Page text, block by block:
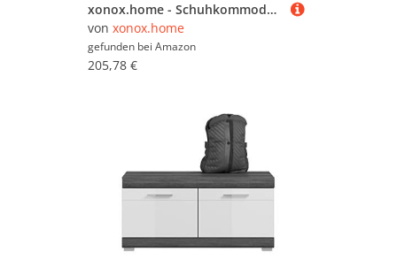
xonox.home - Schuhkommode Canu 80x94x37 cm in Korpus Basalt grau Nb. und Front weiß Nb. - Schuhschrank Kommode Highboard Stauraumschrank - modern & stilvoll
von xonox.home
gefunden bei Amazon
205,78 €